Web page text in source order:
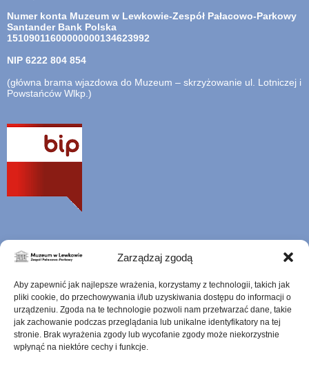
Zarządzaj zgodą
Aby zapewnić jak najlepsze wrażenia, korzystamy z technologii, takich jak
pliki cookie, do przechowywania i/lub uzyskiwania dostępu do informacji o
urządzeniu. Zgoda na te technologie pozwoli nam przetwarzać dane, takie
jak zachowanie podczas przeglądania lub unikalne identyfikatory na tej
stronie. Brak wyrażenia zgody lub wycofanie zgody może niekorzystnie
wpłynąć na niektóre cechy i funkcje.
Numer konta Muzeum w Lewkowie-Zespół Pałacowo-Parkowy
Santander Bank Polska
15109011600000000134623992
NIP 6222 804 854
(główna brama wjazdowa do Muzeum – skrzyżowanie ul. Lotniczej i
Powstańców Wlkp.)
otwiera
nowej
Szukana
fraza